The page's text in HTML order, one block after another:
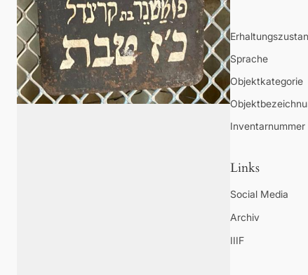
Sprache
Objektkategorie
Inventarnummer
Links
Social Media
Archiv
IIIF